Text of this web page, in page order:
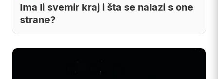
Ima li svemir kraj i šta se nalazi s one
strane?